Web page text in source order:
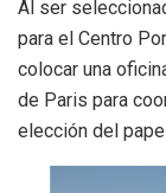
Al ser
para el Centro
colocar una
de Paris para
elección del